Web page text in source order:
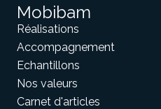
Inspirez-vous
Personnalisez nos modèles
Mobibam
Réalisations
Accompagnement
Echantillons
Nos valeurs
Carnet d'articles